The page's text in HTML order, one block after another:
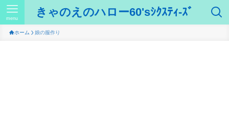
きゃのえのハロー60'sｼｸｽﾃｨ-ｽﾞ
menu
ホーム 娘の服作り